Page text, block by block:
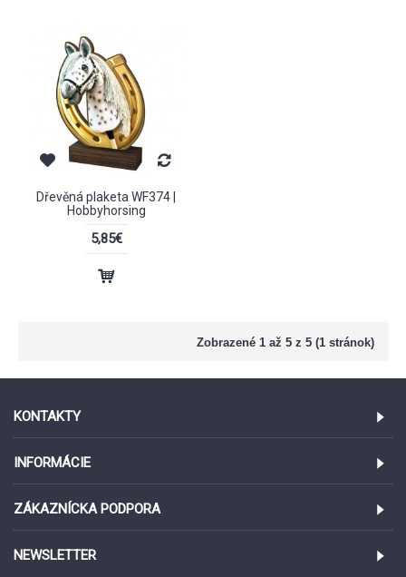
Dřevěná plaketa WF374 |
Hobbyhorsing
5,85€
Zobrazené 1 až 5 z 5 (1 stránok)
KONTAKTY
INFORMÁCIE
ZÁKAZNÍCKA PODPORA
NEWSLETTER